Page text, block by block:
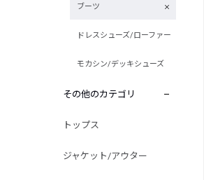
ブーツ
ドレスシューズ/ローファー
モカシン/デッキシューズ
その他のカテゴリ
トップス
ジャケット/アウター